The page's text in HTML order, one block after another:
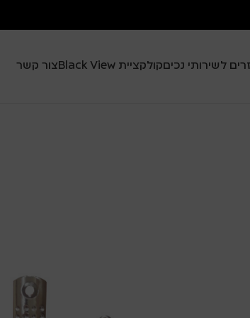
לשירותי נכיםקולקציית Black View צור קשר